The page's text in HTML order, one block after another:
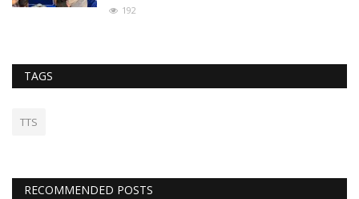
192
TAGS
TTS
RECOMMENDED POSTS